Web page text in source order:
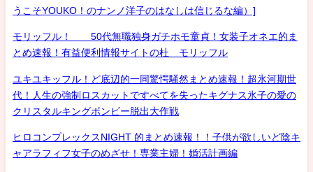
うこそYOUKO！のナンノ洋子のはなしは信じるな編）]
モリッフル！ 50代無職独身ガチホモ童貞！女装子オネエ的ま
とめ速報！有益便利情報サイトの杜 モリッフル
ユキユキッフル！ど底辺的一同驚愕騒然まとめ速報！超氷河期世
代！人生の強制ロスカットですべてを失ったキグナス氷子の愛の
クリスタルキングボンビー脱出大作戦
ヒロコンプレックスNIGHT 的まとめ速報！！子供が欲しいど陰キ
ャアラフィフ女子のめざせ！専業主婦！婚活計画編